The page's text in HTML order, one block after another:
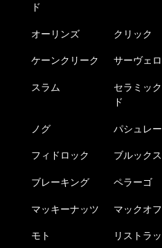
ド
オーリンズ クリック
ケーンクリーク サーヴェロ
スラム
セラミッ
ド
ノグ パシュレー
フィドロック ブルックス
ブレーキング ペラーゴ
マッキーナッツ マックオフ
モト リストラ